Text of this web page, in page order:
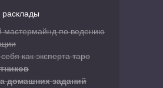
мастермайнд по ведению
как эксперта таро
домашних заданий